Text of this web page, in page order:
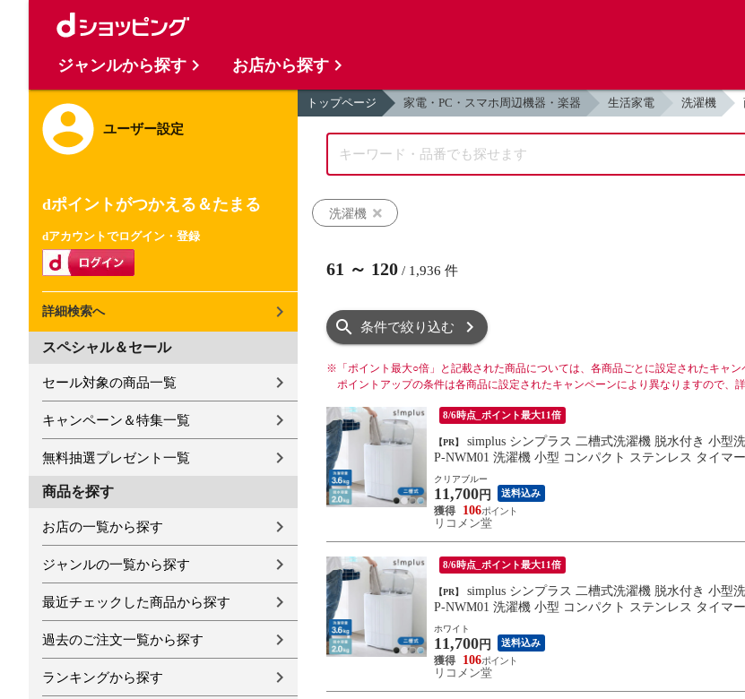
ユーザー設定
dポイントがつかえる＆たまる
dアカウントでログイン・登録
詳細検索へ
スペシャル＆セール
セール対象の商品一覧
キャンペーン＆特集一覧
無料抽選プレゼント一覧
商品を探す
お店の一覧から探す
ジャンルの一覧から探す
最近チェックした商品から探す
過去のご注文一覧から探す
ランキングから探す
トップページ 家電・PC・スマホ周辺機器・楽器 生活家電 洗濯機
洗濯機
61 ～ 120 / 1,936 件
条件で絞り込む
※ 「ポイント最大○倍」と記載された商品については、各商品ごとに設定されたキャ
ポイントアップの条件は各商品に設定されたキャンペーンにより異なりますので、
8/6時点_ポイント最大11倍
【PR】
P-NWM01 洗濯機 小型 コンパクト ステンレス タイマ
クリアブルー
11,700 円 送料込み
106
リコメン堂
8/6時点_ポイント最大11倍
【PR】
P-NWM01 洗濯機 小型 コンパクト ステンレス タイマ
ホワイト
11,700 円 送料込み
106
リコメン堂
ジャンルから探す お店から探す